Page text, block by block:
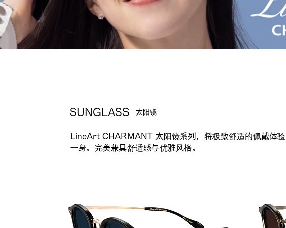
SUNGLASS 太阳镜
LineArt CHARMANT 太阳镜系列，将极致舒适的佩戴体
一身。完美兼具舒适感与优雅风格。